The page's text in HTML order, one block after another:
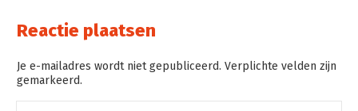
Reactie plaatsen
Je e-mailadres wordt niet gepubliceerd. Verplichte velden zijn
gemarkeerd.